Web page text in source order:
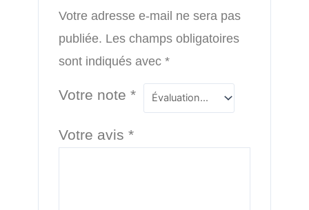
Votre adresse e-mail ne sera pas
publiée. Les champs obligatoires
sont indiqués avec*
Votre note*
Votre avis*